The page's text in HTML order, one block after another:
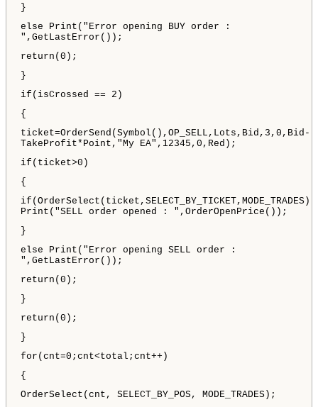
}
else Print("Error opening BUY order :
",GetLastError());
return(0);
}
if(isCrossed == 2)
{
ticket=OrderSend(Symbol(),OP_SELL,Lots,Bid,3,0,Bid-
TakeProfit*Point,"My EA",12345,0,Red);
if(ticket>0)
{
if(OrderSelect(ticket,SELECT_BY_TICKET,MODE_TRADES))
Print("SELL order opened : ",OrderOpenPrice());
}
else Print("Error opening SELL order :
",GetLastError());
return(0);
}
return(0);
}
for(cnt=0;cnt<total;cnt++)
{
OrderSelect(cnt, SELECT_BY_POS, MODE_TRADES);